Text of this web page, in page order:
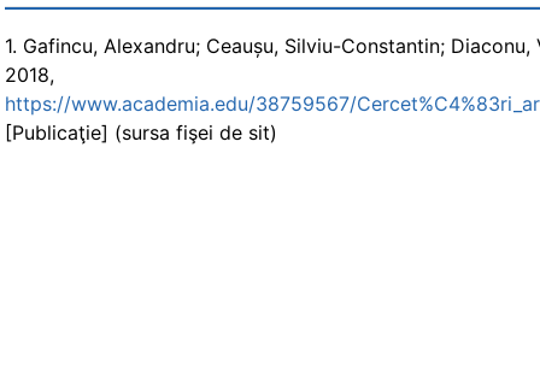
1. Gafincu, Alexandru; Ceaușu, Silviu-Constantin;
https://www.academia.edu/38759567/
[Publicaţie] (sursa fişei de sit)